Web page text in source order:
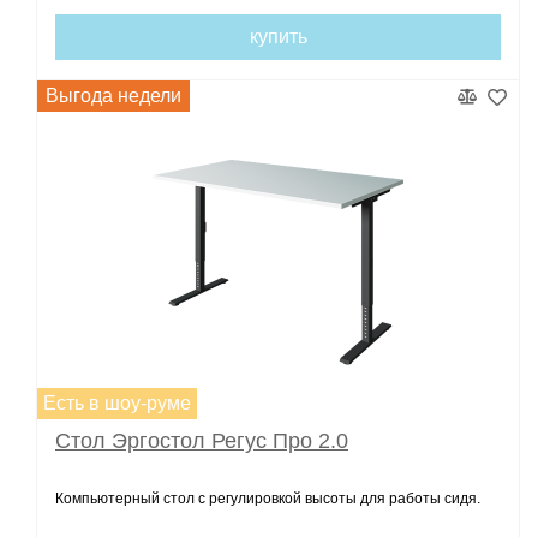
купить
Выгода недели
Есть в шоу-руме
Стол Эргостол Регус Про 2.0
Компьютерный стол с регулировкой высоты для работы сидя.